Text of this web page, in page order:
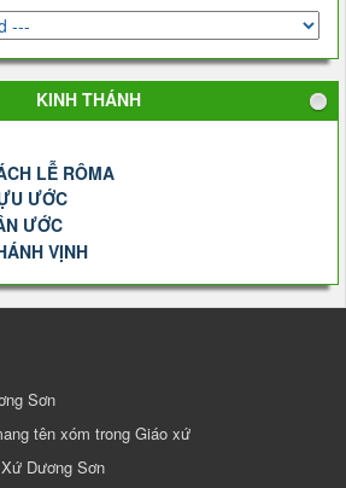
KINH THÁNH
LỄ RÔMA
ƯỚC
ƯỚC
VỊNH
Sơn
tên xóm trong Giáo xứ
Dương Sơn